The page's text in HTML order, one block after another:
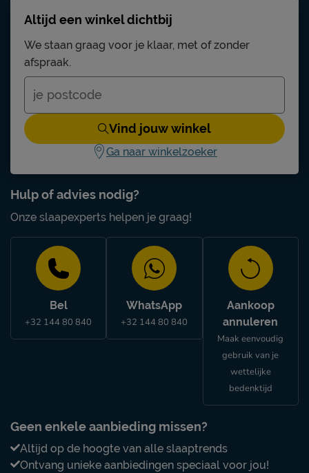
Hulp of advies nodig?
Onze slaapexperts helpen je graag!
Bel
+32 144 80 840
WhatsApp
+32 144 80 840
Aankoop
annuleren
Maak eenvoudig
gebruik van je
wettelijke
bedenktijd
Geen enkele aanbieding missen?
Altijd op de hoogte van alle slaaptrends
Ontvang unieke aanbiedingen speciaal voor jou!
Altijd een winkel dichtbij
We staan graag voor je klaar, met of zonder
afspraak.
Vind jouw winkel
Ga naar winkelzoeker